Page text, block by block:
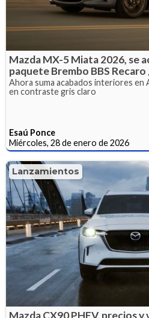
Mazda MX-5 Miata 2026, se
paquete Brembo BBS Recaro
Ahora suma acabados interiores en
en contraste gris claro
Esaú Ponce
Miércoles, 28 de enero de 2026
Lanzamientos
Mazda CX90 PHEV, precios